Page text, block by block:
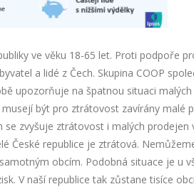
ve věku 18-65 let. Proti podpoře
a lidé z Čech. Skupina COOP
upozorňuje na špatnou situaci
být pro ztrátovost zavírány malé
zvyšuje ztrátovost i malých
České republice je ztrátová.
obcím. Podobná situace je u
V naší republice tak zůstane tisíce